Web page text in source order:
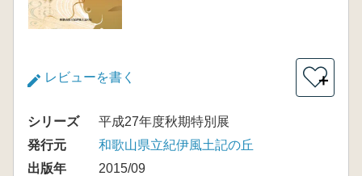
レビューを書く ＋
シリーズ
平成27年度秋期特別展
発行元
和歌山県立紀伊風土記の丘
出版年
2015/09